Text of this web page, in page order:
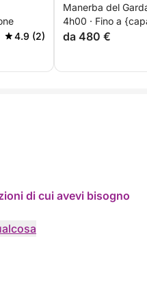
4.9 (2)
Manerba del
4h00 · Fino a
da 480 €
di cui avevi bisogno